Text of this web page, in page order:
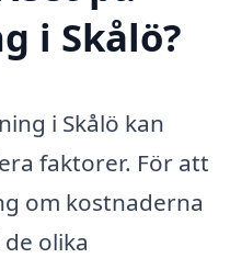
i Skålö?
i Skålö kan
faktorer. För att
om kostnaderna
olika